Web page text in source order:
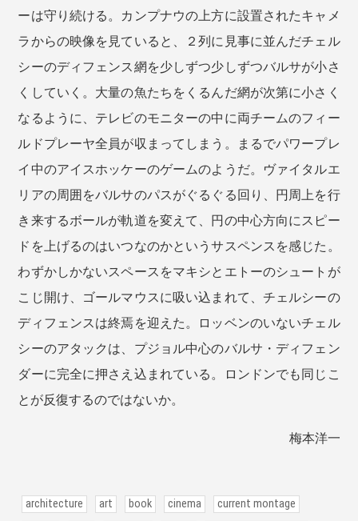
ーは守り続ける。カンプナウの上方に設置されたキャメ
ラからの映像を見ていると、２列に見事に並んだチェル
シーのディフェンス網を少しずつ少しずつバルサが小さ
くしていく。大量の魚たちをくるんだ網が次第に小さく
なるように、テレビのモニターの中に両チームのフィー
ルドプレーヤ全員が収まってしまう。まるでパワープレ
イ中のアイスホッケーのゲームのようだ。ヴァイタルエ
リアの周囲をバルサのパスがぐるぐる回り、円周上を行
き来するボールが軌道を変えて、円の中心方向にスピー
ドを上げるのはいつなのかというサスペンスを感じた。
わずかしかないスペースをマキシとエトーのシュートが
こじ開け、ゴールマウスに吸い込まれて、チェルシーの
ディフェンスは終焉を迎えた。ロッベンのいないチェル
シーのアタックは、プジョル中心のバルサ・ディフェン
ダーに完全に押さえ込まれている。ロンドンでも同じこ
とが反復するのではないか。
梅本洋一
architecture art book cinema
current montage